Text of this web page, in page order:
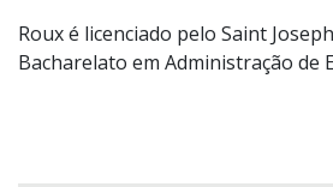
Roux é licenciado pelo Saint
Bacharelato em Administração de